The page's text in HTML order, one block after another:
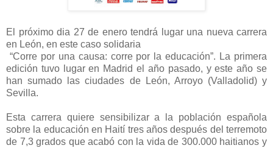
El próximo dia 27 de enero tendrá lugar una nueva carrera
en León, en este caso solidaria
“Corre por una causa: corre por la educación”. La primera
edición tuvo lugar en Madrid el año pasado, y este año se
han sumado las ciudades de León, Arroyo (Valladolid) y
Sevilla.
Esta carrera quiere sensibilizar a la población española
sobre la educación en Haití tres años después del terremoto
de 7,3 grados que acabó con la vida de 300.000 haitianos y